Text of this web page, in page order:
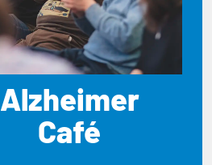
Alzheimer
Café